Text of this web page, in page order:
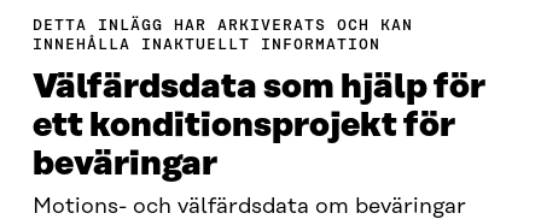
DETTA INLÄGG HAR ARKIVERATS OCH KAN
INNEHÅLLA INAKTUELLT INFORMATION
Välfärdsdata som hjälp för
ett konditionsprojekt för
beväringar
Motions- och välfärdsdata om beväringar